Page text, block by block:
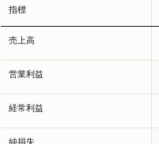
指標
売上高
営業利益
経常利益
純損失